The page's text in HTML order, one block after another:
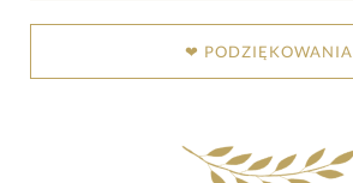
❤ PODZIĘKOWANIA